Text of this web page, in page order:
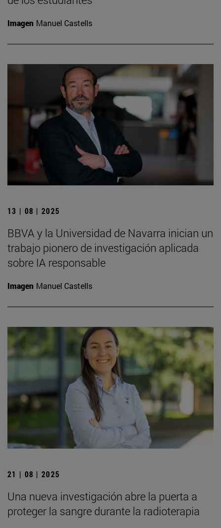
Imagen Manuel Castells
13 | 08 | 2025
BBVA y la Universidad de Navarra inician un
trabajo pionero de investigación aplicada
sobre IA responsable
Imagen Manuel Castells
21 | 08 | 2025
Una nueva investigación abre la puerta a
proteger la sangre durante la radioterapia